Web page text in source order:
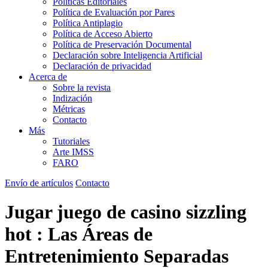
Política de Evaluación por Pares
Política Antiplagio
Política de Acceso Abierto
Política de Preservación Documental
Declaración sobre Inteligencia Artificial
Declaración de privacidad
Acerca de
Sobre la revista
Indización
Métricas
Contacto
Más
Tutoriales
Arte IMSS
FARO
Envío de artículos Contacto
Jugar juego de casino sizzling
hot : Las Áreas de
Entretenimiento Separadas